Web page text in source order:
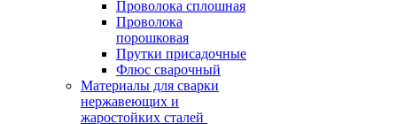
Проволока сплошная
Проволока
порошковая
Прутки присадочные
Флюс сварочный
Материалы для сварки
нержавеющих и
жаростойких сталей